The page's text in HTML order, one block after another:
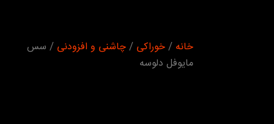
خانه /خوراکی /چاشنی و افزودنی / سس
مايوفل دلوسه